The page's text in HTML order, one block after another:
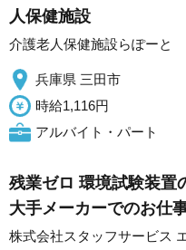
人保健施設
介護老人保健施設らぽーと
兵庫県 三田市
時給1,116円
アルバイト・パート
残業ゼロ 環境試験装置
大手メーカーでのお仕
株式会社スタッフサービス